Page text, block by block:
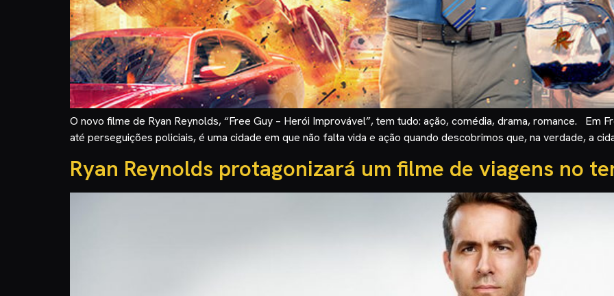
O novo filme de Ryan Reynolds, “Free Guy – Herói Improvável”, tem tudo: ação, comédia, drama, romance. Em
até perseguições policiais, é uma cidade em que não falta vida e ação quando descobrimos que, na verdade, a
Ryan Reynolds protagonizará um filme de viagens no